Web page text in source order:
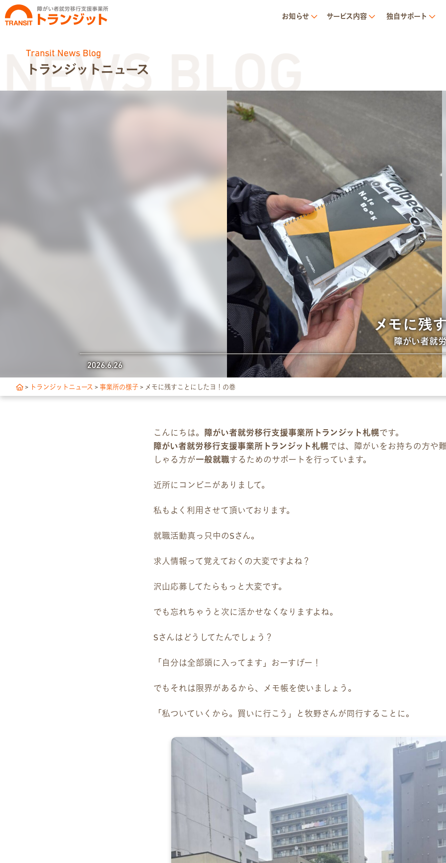
お知らせ サービス内容 独自サポート
広報・イベント
トランジットについて
1日の流れ
ご利用の流れ
パンフレット
デジタルパンフレット
企業様向けパンフレット
広報チラシ・刊行物
アクセス・ご案内
交通アクセス
雇用をお考えの企業様へ
プライバシーポリシー
お問い合わせ
お問い合わせ
各種SNS
資料請求
BLOG
Transit News Blog
トランジットニュース
メモに残
障がい者就
2026.6.26
> トランジットニュース > 事業所の様子 > メモに残すことにしたヨ！の巻
こんにちは。 障がい者就労移行支援事業所トランジット札幌です。
障がい者就労移行支援事業所トランジット札幌では、障がいをお持ちの方や
しゃる方が一般就職するためのサポートを行っています。
近所にコンビニがありまして。
私もよく利用させて頂いております。
就職活動真っ只中のSさん。
求人情報って覚えておくの大変ですよね？
沢山応募してたらもっと大変です。
でも忘れちゃうと次に活かせなくなりますよね。
Sさんはどうしてたんでしょう？
「自分は全部頭に入ってます」おーすげー！
でもそれは限界があるから、メモ帳を使いましょう。
「私ついていくから。買いに行こう」と牧野さんが同行することに。